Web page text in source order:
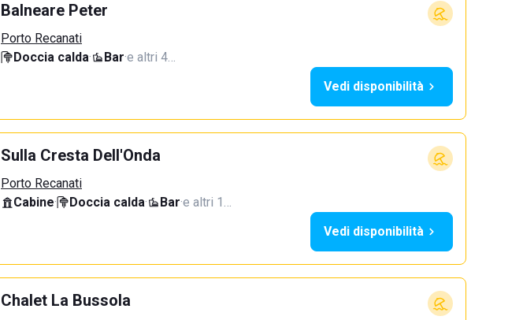
Balneare Peter
Porto Recanati
Doccia calda· Bar·e altri 4…
Vedi disponibilità
Sulla Cresta Dell'Onda
Porto Recanati
Cabine· Doccia calda· Bar·e altri 1…
Vedi disponibilità
Chalet La Bussola